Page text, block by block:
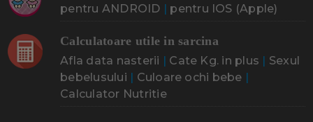
pentru ANDROID | pentru IOS (Apple)
Calculatoare utile in sarcina
Afla data nasterii | Cate Kg. in plus | Sexul
bebelusului | Culoare ochi bebe |
Calculator Nutritie